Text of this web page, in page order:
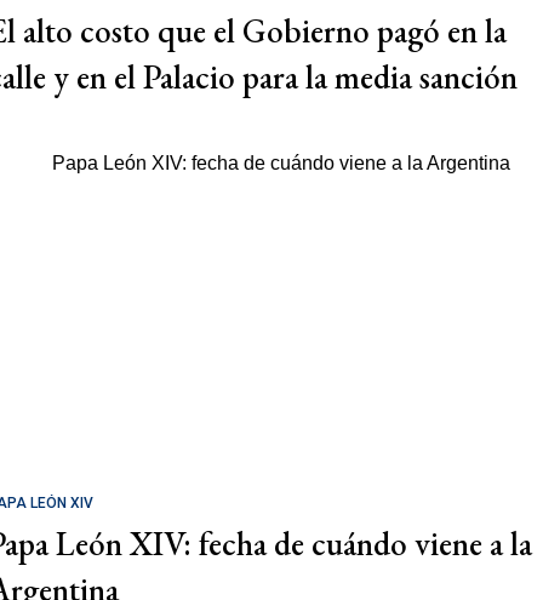
alto costo que el Gobierno pagó en la
y en el Palacio para la media sanción
LEÓN XIV
León XIV: fecha de cuándo viene a la